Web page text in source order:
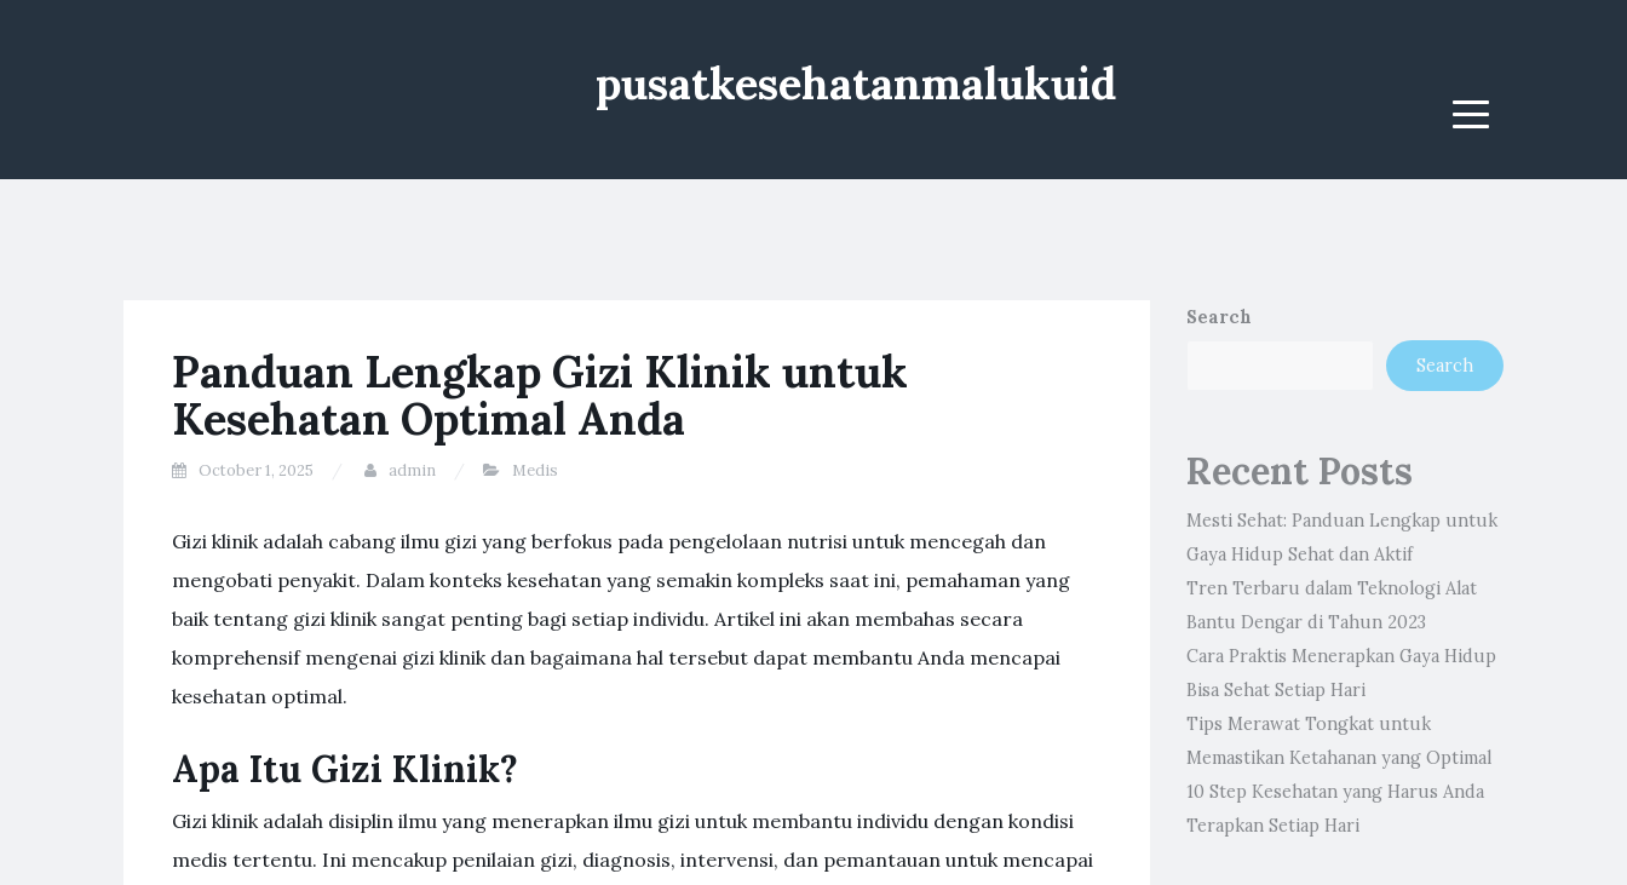
pusatkesehatanmalukuid
Menu
Panduan Lengkap Gizi Klinik untuk
Kesehatan Optimal Anda
October 1, 2025 admin Medis
Gizi klinik adalah cabang ilmu gizi yang berfokus pada pengelolaan nutrisi untuk mencegah dan
mengobati penyakit. Dalam konteks kesehatan yang semakin kompleks saat ini, pemahaman yang
baik tentang gizi klinik sangat penting bagi setiap individu. Artikel ini akan membahas secara
komprehensif mengenai gizi klinik dan bagaimana hal tersebut dapat membantu Anda mencapai
kesehatan optimal.
Apa Itu Gizi Klinik?
Gizi klinik adalah disiplin ilmu yang menerapkan ilmu gizi untuk membantu individu dengan kondisi
medis tertentu. Ini mencakup penilaian gizi, diagnosis, intervensi, dan pemantauan untuk mencapai
Search
Search
Recent Posts
Mesti Sehat: Panduan Lengkap untuk
Gaya Hidup Sehat dan Aktif
Tren Terbaru dalam Teknologi Alat
Bantu Dengar di Tahun 2023
Cara Praktis Menerapkan Gaya Hidup
Bisa Sehat Setiap Hari
Tips Merawat Tongkat untuk
Memastikan Ketahanan yang Optimal
10 Step Kesehatan yang Harus Anda
Terapkan Setiap Hari